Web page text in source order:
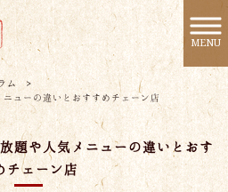
MENU
ム
>
ューの違いとおすすめチェーン店
題や人気メニューの違いとおす
チェーン店